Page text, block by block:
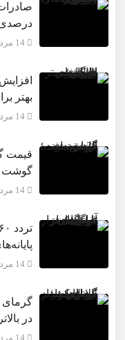
درصدی
14 مرداد 1405
بهتر
14 مرداد 1405
گوشت
14 مرداد 1405
14 مرداد 1405
گرمای
در
14 مرداد 1405